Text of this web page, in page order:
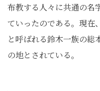
布教する人々に共通の名
ていったのである。現在
と呼ばれる鈴木一族の総
の地とされている。